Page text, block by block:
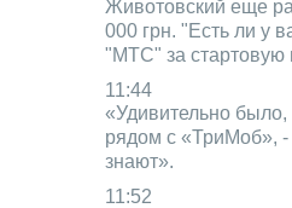
Животовский еще
000 грн. "Есть ли у
"МТС" за стартовую
11:44
«Удивительно было,
рядом с «ТриМоб», -
знают».
11:52